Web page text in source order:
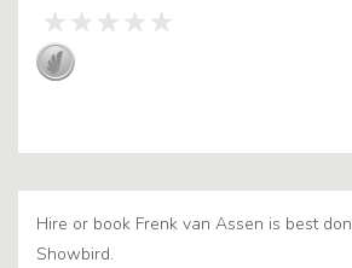
Hire or book Frenk van Assen is best
Showbird.